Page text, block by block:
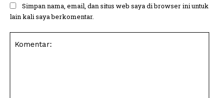
Simpan nama, email, dan situs web saya di browser ini untuk
lain kali saya berkomentar.